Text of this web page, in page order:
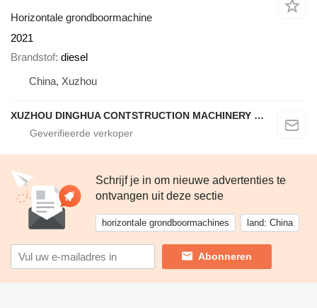
Horizontale grondboormachine
2021
Brandstof diesel
China, Xuzhou
XUZHOU DINGHUA CONTSTRUCTION MACHINERY CO., LTD.
Schrijf je in om nieuwe advertenties te
ontvangen uit deze sectie
horizontale grondboormachines land: China
Abonneren